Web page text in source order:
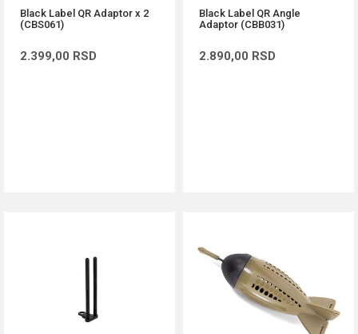
Black Label QR Adaptor x 2
(CBS061)
2.399,00 RSD
Black Label QR Angle
Adaptor (CBB031)
2.890,00 RSD